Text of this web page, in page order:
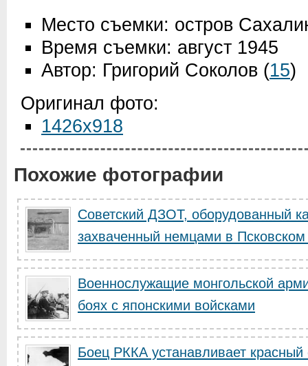
Место съемки: остров
Время съемки: август 1945
Автор: Григорий Соколов (15)
Оригинал фото:
1426x918
Похожие фотографии
Советский ДЗОТ, оборудованный
захваченный немцами в
Военнослужащие монгольской
боях с японскими войсками
Боец РККА устанавливает